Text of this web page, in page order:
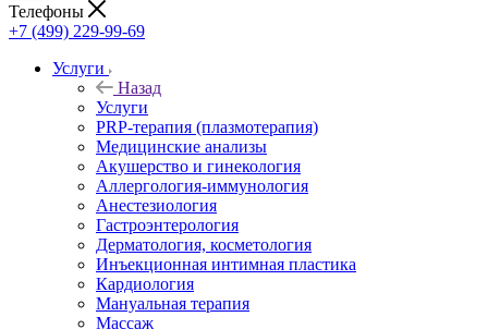
Телефоны
+7 (499) 229-99-69
Услуги
Назад
Услуги
PRP-терапия (плазмотерапия)
Медицинские анализы
Акушерство и гинекология
Аллергология-иммунология
Анестезиология
Гастроэнтерология
Дерматология, косметология
Инъекционная интимная пластика
Кардиология
Мануальная терапия
Массаж